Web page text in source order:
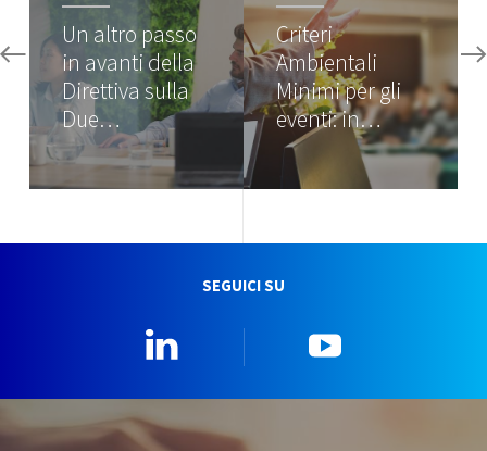
Un altro passo
in avanti della
Direttiva sulla
Due…
Criteri
Ambientali
Minimi per gli
eventi: in…
SEGUICI SU